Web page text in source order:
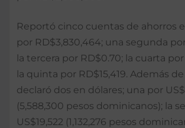
Reportó cinco cuentas de ahorros
por RD$3,830,464; una segunda
la tercera por RD$0.70; la cuarta por
la quinta por RD$15,419. Además
declaró dos en dólares; una por
(5,588,300 pesos dominicanos); la
US$19,522 (1,132,276 pesos